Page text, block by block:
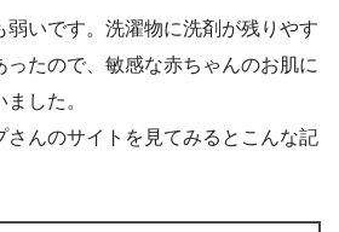
弱いです。洗濯物に洗剤が残りやす
ったので、敏感な赤ちゃんのお肌に
した。
さんのサイトを見てみるとこんな記